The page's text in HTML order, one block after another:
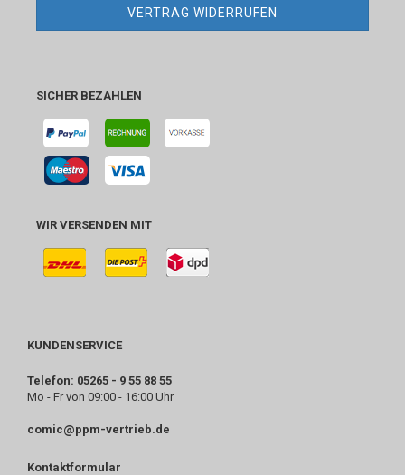
VERTRAG WIDERRUFEN
SICHER BEZAHLEN
WIR VERSENDEN MIT
KUNDENSERVICE
Telefon: 05265 - 9 55 88 55
Mo - Fr von 09:00 - 16:00 Uhr
comic@ppm-vertrieb.de
Kontaktformular